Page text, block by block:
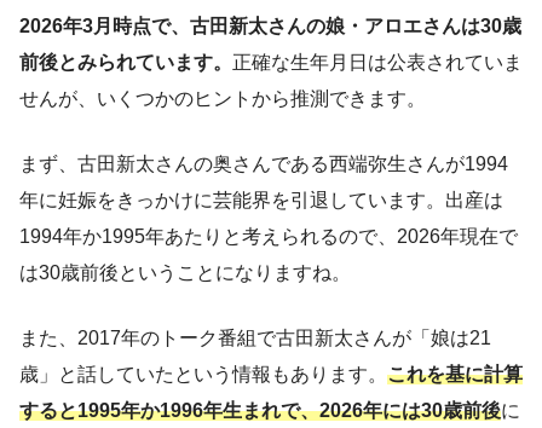
2026年3月時点で、古田新太さんの娘・アロエさんは30歳
前後とみられています。 正確な生年月日は公表されていま
せんが、いくつかのヒントから推測できます。
まず、古田新太さんの奥さんである西端弥生さんが1994
年に妊娠をきっかけに芸能界を引退しています。出産は
1994年か1995年あたりと考えられるので、2026年現在で
は30歳前後ということになりますね。
また、2017年のトーク番組で古田新太さんが「娘は21
歳」と話していたという情報もあります。 これを基に計算
すると1995年か1996年生まれで、2026年には30歳前後に